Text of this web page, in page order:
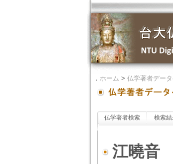
． ホーム > 仏学著者デー
仏学著者検索 検索結
江曉音